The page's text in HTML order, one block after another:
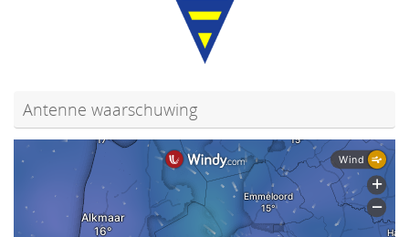
Antenne waarschuwing